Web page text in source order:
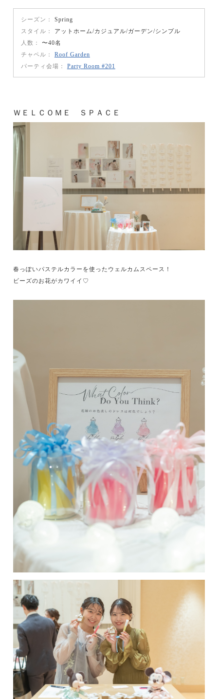
シーズン
Spring
スタイル
アットホーム カジュアル ガーデン シンプル
人数
〜40名
チャペル
Roof Garden
パーティ会場
Party Room #201
ＷＥＬＣＯＭＥ ＳＰＡＣＥ
春っぽいパステルカラーを使ったウェルカムスペース！
ビーズのお花がカワイイ♡